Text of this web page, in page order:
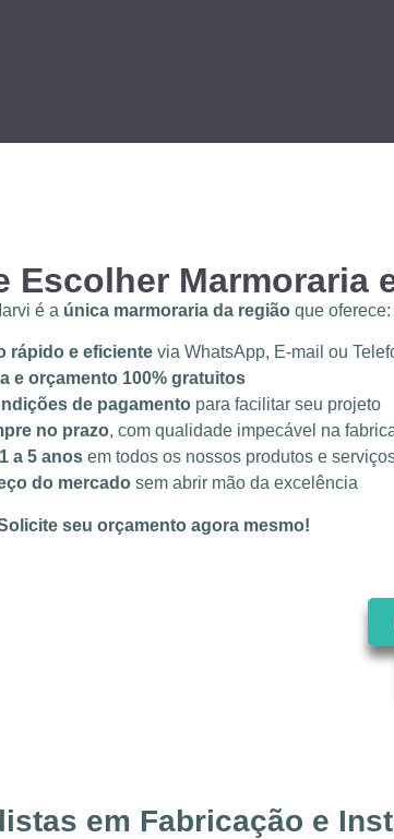
Escolher Marmoraria
é a única marmoraria da região que oferece:
rápido e eficiente via WhatsApp, E-mail ou
e orçamento 100% gratuitos
de pagamento para facilitar seu projeto
no prazo, com qualidade impecável na
a 5 anos em todos os nossos produtos e
do mercado sem abrir mão da excelência
seu orçamento agora mesmo!
em Fabricação e